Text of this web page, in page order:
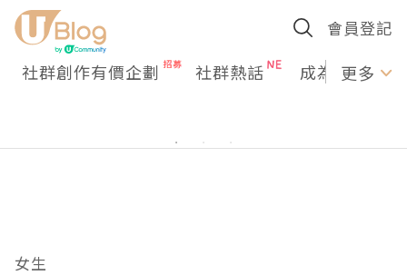
會員登記
社群創作有價企劃 社群熱話 成為U更多
女生